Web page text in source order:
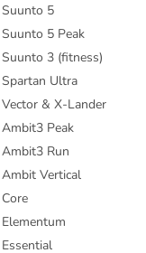
Suunto 5
Suunto 5 Peak
Suunto 3 (fitness)
Spartan Ultra
Vector & X-Lander
Ambit3 Peak
Ambit3 Run
Ambit Vertical
Core
Elementum
Essential